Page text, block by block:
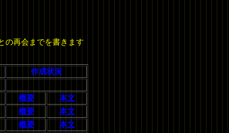
の再会までを書きます
作成状況
概要
本文
概要
本文
概要
本文